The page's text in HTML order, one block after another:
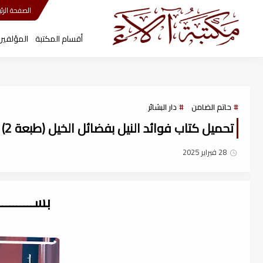
الصفحة
أقسام المكتبة
حاتم الضامن دار البشائر
تحميل كتاب فوائد النيل بفضائل الخيل (طبعة 2) لـ علي الطبري - تحقيق د. حاتم الضامن , pdf
28 فبراير 2025